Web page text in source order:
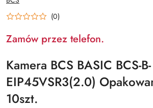
PRODUCENTA:
(0)
Zamów przez telefon.
Kamera BCS BASIC BCS-B-
EIP45VSR3(2.0)
10szt.